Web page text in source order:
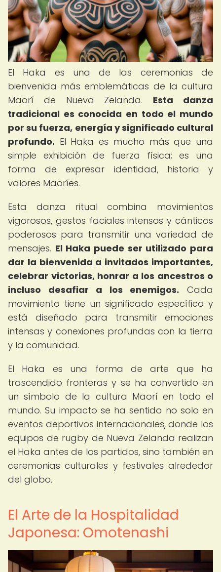
El Haka es una de las ceremonias de
bienvenida más emblemáticas de la cultura
Maorí de Nueva Zelanda. Esta danza
tradicional es conocida en todo el mundo
por su fuerza, energía y significado cultural
profundo. El Haka es mucho más que una
simple exhibición de fuerza física; es una
forma de expresar identidad, historia y
valores Maoríes.
Esta danza ritual combina movimientos
vigorosos, gestos faciales intensos y cánticos
poderosos para transmitir una variedad de
mensajes. El Haka puede ser utilizado para
dar la bienvenida a invitados importantes,
celebrar victorias, honrar a los ancestros o
incluso desafiar a los enemigos. Cada
movimiento tiene un significado específico y
está diseñado para transmitir emociones
intensas y conexiones profundas con la tierra
y la comunidad.
El Haka es una forma de arte que ha
trascendido fronteras y se ha convertido en
un símbolo de la cultura Maorí en todo el
mundo. Su impacto se ha sentido no solo en
eventos deportivos internacionales, donde los
equipos de rugby de Nueva Zelanda realizan
el Haka antes de los partidos, sino también en
ceremonias culturales y festivales alrededor
del globo.
El Arte de la Hospitalidad
Japonesa: Omotenashi